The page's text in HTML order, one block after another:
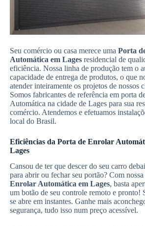
Seu comércio ou casa merece uma Porta
Automática em Lages residencial de
eficiência. Nossa linha de produção tem o
capacidade de entrega de produtos, o que
atender inteiramente os projetos de nossos
Somos fabricantes de referência em porta
Automática na cidade de Lages para sua
comércio. Atendemos e efetuamos
local do Brasil.
Eficiências da Porta de Enrolar
Lages
Cansou de ter que descer do seu carro
para abrir ou fechar seu portão? Com nossa
Enrolar Automática em Lages, basta
um botão de seu controle remoto e pronto!
se abre em instantes. Ganhe mais
segurança, tudo isso num preço acessível.